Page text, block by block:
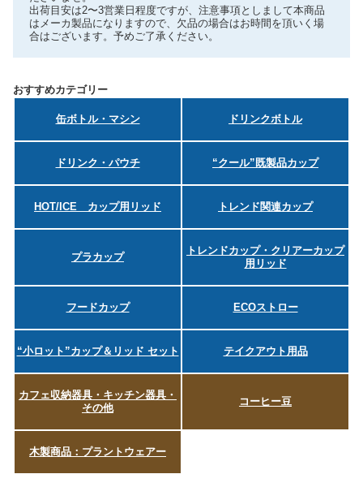
出荷目安は2〜3営業日程度ですが、注意事項としまして本商品
はメーカ製品になりますので、欠品の場合はお時間を頂いく場
合はございます。予めご了承ください。
おすすめカテゴリー
缶ボトル・マシン ドリンクボトル
ドリンク・パウチ “クール”既製品カップ
HOT/ICE カップ用リッド トレンド関連カップ
プラカップ
トレンドカップ・クリアーカップ
用リッド
フードカップ ECOストロー
“小ロット”カップ＆リッド セット テイクアウト用品
カフェ収納器具・キッチン器具・
その他
コーヒー豆
木製商品：プラントウェアー